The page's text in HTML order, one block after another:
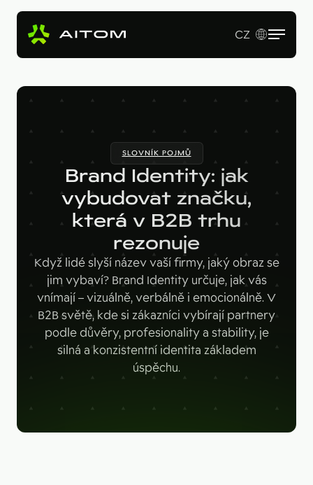
Vstupní studie
Tvorba webu a online aplikací
B2B marketing
AI Copy & SEO Booster
Soutěžní portál
Kariérní web
Pro koho
B2B firmy
Velké značky
Startupy
Technologie
Hotjar
Ahrefs
Google Looker Studio
Figma
Collabim
ActiveCampaign
Naše práce
O nás
Blog
Kontakt
EN
CZ
SLOVNÍK POJMŮ
Brand Identity: jak
vybudovat značku,
která v B2B trhu
rezonuje
Když lidé slyší název vaší firmy, jaký obraz se
jim vybaví? Brand Identity určuje, jak vás
vnímají – vizuálně, verbálně i emocionálně. V
B2B světě, kde si zákazníci vybírají partnery
podle důvěry, profesionality a stability, je
silná a konzistentní identita základem
úspěchu.